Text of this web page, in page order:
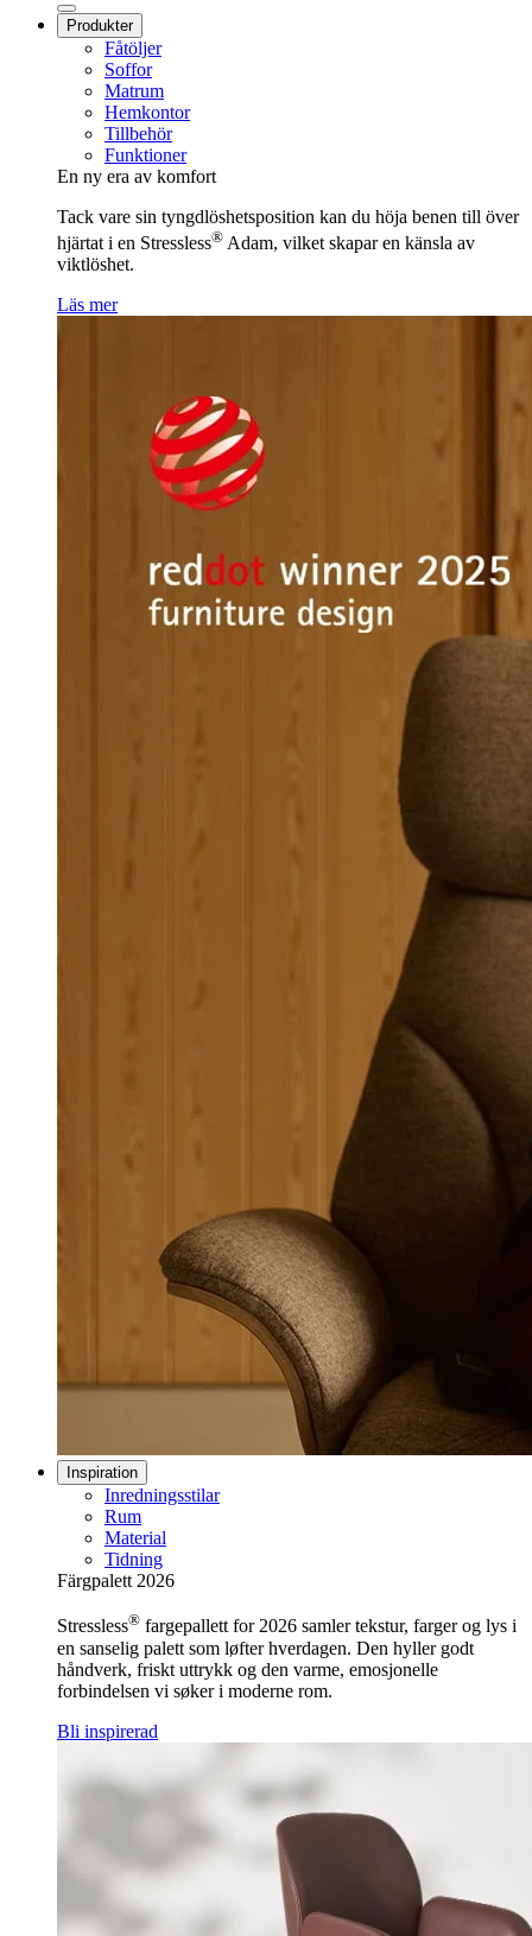
Produkter
Fåtöljer
Soffor
Matrum
Hemkontor
Tillbehör
Funktioner
En ny era av komfort
Tack vare sin tyngdlöshetsposition kan du höja benen till över
hjärtat i en Stressless® Adam, vilket skapar en känsla av
viktlöshet.
Läs mer
Inspiration
Inredningsstilar
Rum
Material
Tidning
Färgpalett 2026
Stressless® fargepallett for 2026 samler tekstur, farger og lys i
en sanselig palett som løfter hverdagen. Den hyller godt
håndverk, friskt uttrykk og den varme, emosjonelle
forbindelsen vi søker i moderne rom.
Bli inspirerad